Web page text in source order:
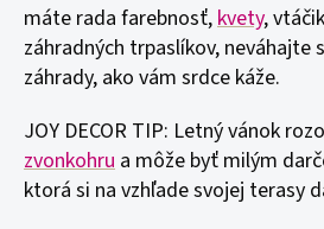
máte rada farebnosť,kvety,
záhradných trpaslíkov, neváhajte
záhrady, ako vám srdce káže.
JOY DECOR TIP: Letný vánok
zvonkohru a môže byť milým
ktorá si na vzhľade svojej terasy